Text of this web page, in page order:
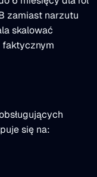
zamiast narzutu
skalować
faktycznym
się na: